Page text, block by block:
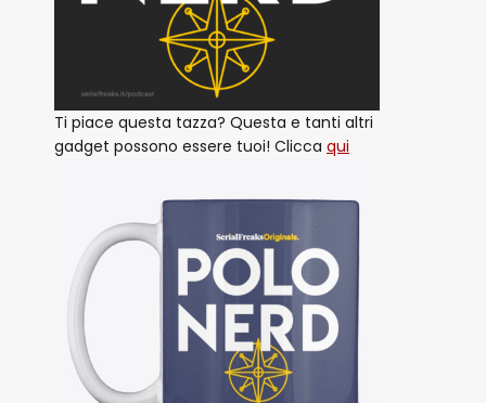
Ti piace questa tazza? Questa e tanti altri
gadget possono essere tuoi! Clicca qui